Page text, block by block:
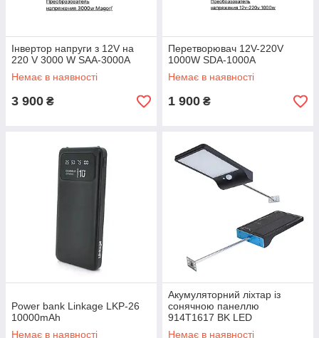
Інвертор напруги з 12V на
220 V 3000 W SAA-3000A
Немає в наявності
3 900 ₴
Перетворювач 12V-220V
1000W SDA-1000A
Немає в наявності
1 900 ₴
Power bank Linkage LKP-26
10000mAh
Немає в наявності
Акумуляторний ліхтар із
сонячною панеллю
914T1617 BK LED
Немає в наявності